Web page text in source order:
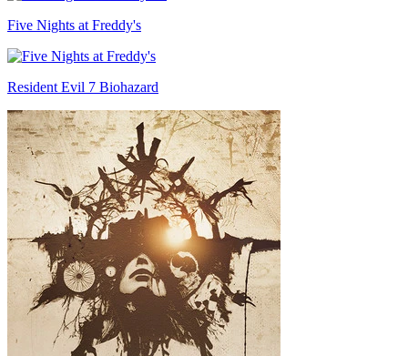
Five Nights at Freddy's
Resident Evil 7 Biohazard